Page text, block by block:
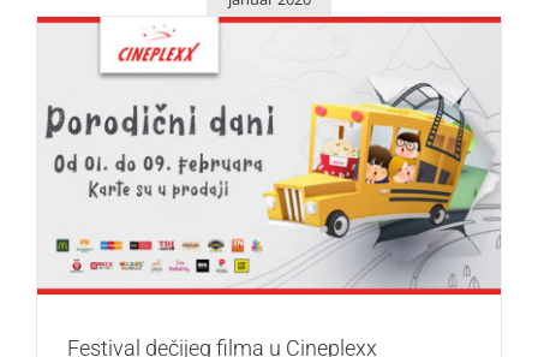
Festival dečijeg filma u Cineplexx bioskopima
Život i zabava
Festival dečijeg filma u Cineplexx